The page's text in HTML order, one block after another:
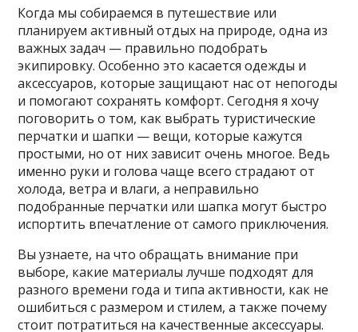
Когда мы собираемся в путешествие или
планируем активный отдых на природе, одна из
важных задач — правильно подобрать
экипировку. Особенно это касается одежды и
аксессуаров, которые защищают нас от непогоды
и помогают сохранять комфорт. Сегодня я хочу
поговорить о том, как выбрать туристические
перчатки и шапки — вещи, которые кажутся
простыми, но от них зависит очень многое. Ведь
именно руки и голова чаще всего страдают от
холода, ветра и влаги, а неправильно
подобранные перчатки или шапка могут быстро
испортить впечатление от самого приключения.
Вы узнаете, на что обращать внимание при
выборе, какие материалы лучше подходят для
разного времени года и типа активности, как не
ошибиться с размером и стилем, а также почему
стоит потратиться на качественные аксессуары.